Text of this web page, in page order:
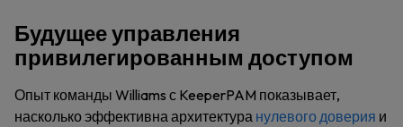
Будущее управления
привилегированным доступом
Опыт команды Williams с KeeperPAM показывает,
насколько эффективна архитектура нулевого доверия и